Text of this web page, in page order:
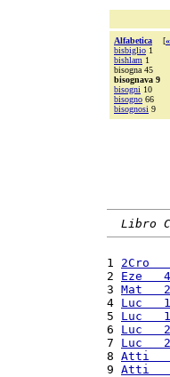
Alfabetica [«
bisbiglio 1
bishlam 1
bisogna 45
bisognava 9
bisogni 10
bisogno 66
bisognosi 9
Libro
1 2Cro
2 Eze
3 Mat
4 Luc
5 Luc
6 Luc
7 Luc
8 Atti
9 Atti